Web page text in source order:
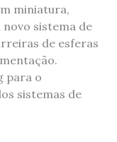
miniatura,
sistema de
de esferas
para o
sistemas de